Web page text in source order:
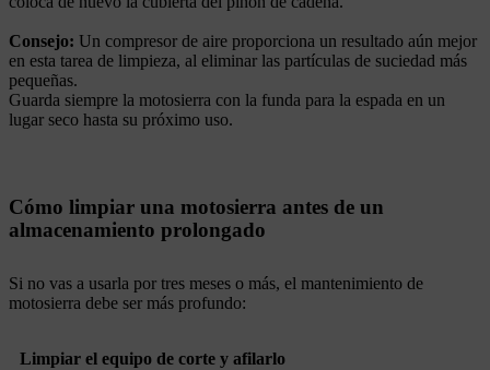
Consejo: Un compresor de aire proporciona un resultado aún mejor
en esta tarea de limpieza, al eliminar las partículas de suciedad más
pequeñas.
Guarda siempre la motosierra con la funda para la espada en un
lugar seco hasta su próximo uso.
Cómo limpiar una motosierra antes de un
almacenamiento prolongado
Si no vas a usarla por tres meses o más, el mantenimiento de
motosierra debe ser más profundo:
Limpiar el equipo de corte y afilarlo